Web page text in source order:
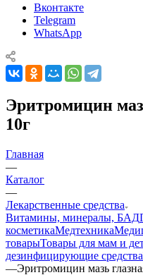
Вконтакте
Telegram
WhatsApp
Эритромицин
10г
Главная
—
Каталог
—
Лекарственные средства
Витамины, минералы, БАД
косметикаМедтехника
товарыТовары для мам и
дезинфицирующие средства
—Эритромицин мазь